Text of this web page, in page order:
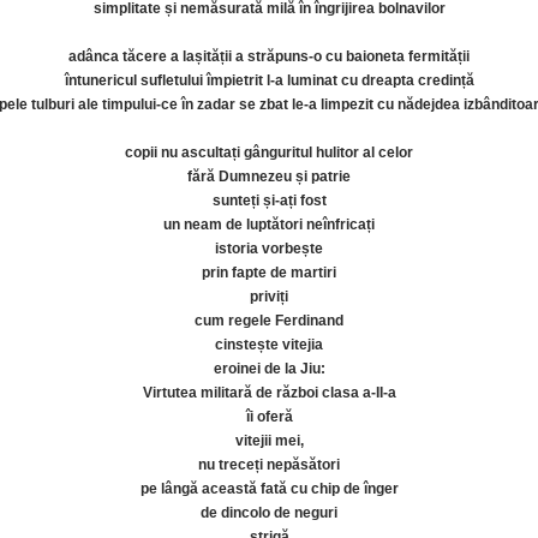
simplitate și nemăsurată milă în îngrijirea bolnavilor
adânca tăcere a lașității a străpuns-o cu baioneta fermității
întunericul sufletului împietrit l-a luminat cu dreapta credință
tulburi ale timpului-ce în zadar se zbat le-a limpezit cu nădejdea
copii nu ascultați gânguritul hulitor al celor
fără Dumnezeu și patrie
sunteți și-ați fost
un neam de luptători neînfricați
istoria vorbește
prin fapte de martiri
priviți
cum regele Ferdinand
cinstește vitejia
eroinei de la Jiu:
Virtutea militară de război clasa a-II-a
îi oferă
vitejii mei,
nu treceți nepăsători
pe lângă această fată cu chip de înger
de dincolo de neguri